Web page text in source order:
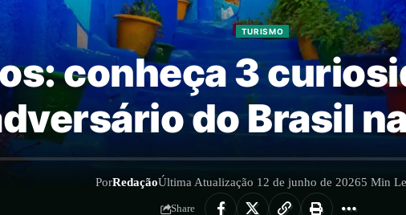
TURISMO
conheça 3
do Brasil
PorRedaçãoÚltima Atualização 12 de junho de 20265 Min
Share